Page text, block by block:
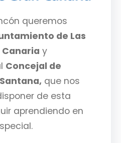
queremos
de Las
Canaria y
Concejal de
que nos
de esta
aprendiendo en